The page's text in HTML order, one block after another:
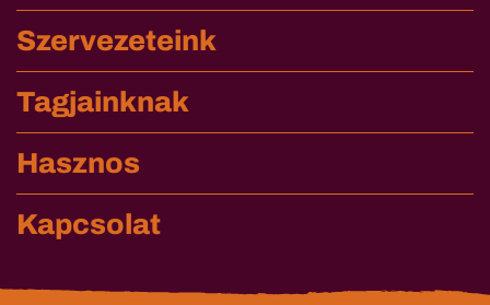
Szervezeteink
Tagjainknak
Hasznos
Kapcsolat